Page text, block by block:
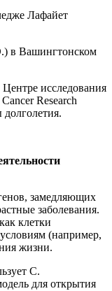
Лафайет
в Вашингтонском
исследования
Research
замедляющих
заболевания.
клетки
(например,
жизни.
C.
для открытия